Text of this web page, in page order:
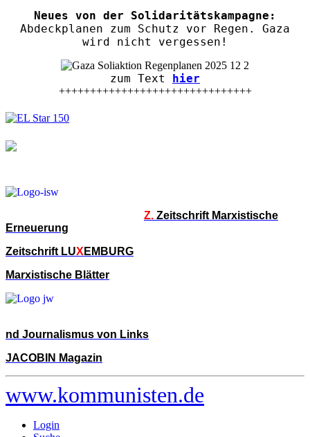
Neues von der Solidaritätskampagne:
Abdeckplanen zum Schutz vor Regen. Gaza
wird nicht vergessen!
zum Text hier
+++++++++++++++++++++++++++++++
Z. Zeitschrift Marxistische
Erneuerung
Zeitschrift LUX EMBURG
Marxistische Blätter
nd Journalismus von Links
JACOBIN Magazin
www.kommunisten.de
Login